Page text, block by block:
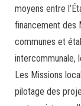
moyens entre
financement des
communes et
intercommunale,
Les Missions
pilotage des